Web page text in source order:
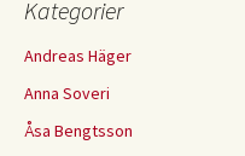
Kategorier
Andreas Häger
Anna Soveri
Åsa Bengtsson